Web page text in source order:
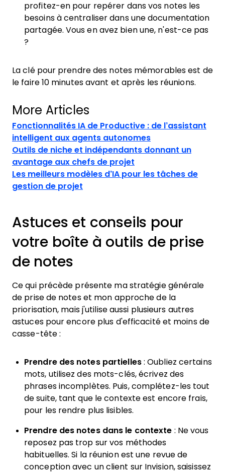
profitez-en pour repérer dans vos notes les
besoins à centraliser dans une documentation
partagée. Vous en avez bien une, n'est-ce pas
?
La clé pour prendre des notes mémorables est de
le faire 10 minutes avant et après les réunions.
More Articles
Fonctionnalités IA de Productive : de l’assistant
intelligent aux agents autonomes
Outils de niche et indépendants donnant un
avantage aux chefs de projet
Les meilleurs modèles d’IA pour les tâches de
gestion de projet
Astuces et conseils pour
votre boîte à outils de prise
de notes
Ce qui précède présente ma stratégie générale
de prise de notes et mon approche de la
priorisation, mais j'utilise aussi plusieurs autres
astuces pour encore plus d'efficacité et moins de
casse-tête :
Prendre des notes partielles: Oubliez certains
mots, utilisez des mots-clés, écrivez des
phrases incomplètes. Puis, complétez-les tout
de suite, tant que le contexte est encore frais,
pour les rendre plus lisibles.
Prendre des notes dans le contexte : Ne vous
reposez pas trop sur vos méthodes
habituelles. Si la réunion est une revue de
conception avec un client sur Invision, saisissez